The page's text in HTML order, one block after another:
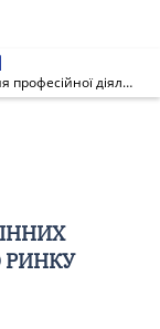
Про переоформлення ліцензії на здійснення професійної діяльності на ринку цінних паперів
РИНКУ